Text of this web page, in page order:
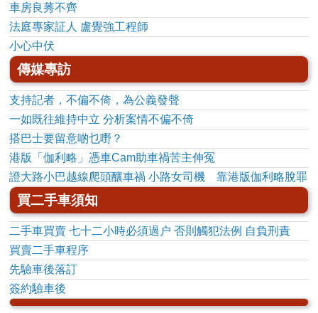
車房良莠不齊
法庭專家証人 盧覺強工程師
小心中伏
傳媒專訪
支持記者，不偏不倚，為公義發聲
一如既往維持中立 分析案情不偏不倚
搭巴士要留意啲乜嘢？
港版「伽利略」憑車Cam助車禍苦主伸冤
證大路小巴越線爬頭釀車禍 小路女司機 靠港版伽利略脫罪
買二手車須知
二手車買賣 七十二小時必須過户 否則觸犯法例 自負刑責
買賣二手車程序
先驗車後落訂
簽約驗車後